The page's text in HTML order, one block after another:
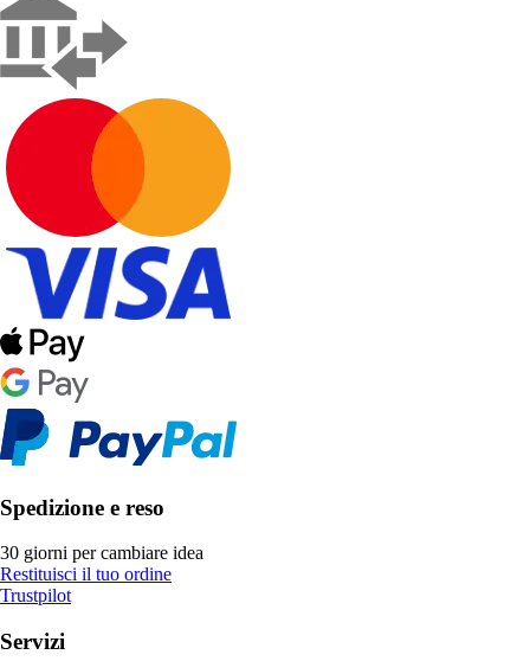
Spedizione e reso
30 giorni per cambiare idea
Restituisci il tuo ordine
Trustpilot
Servizi